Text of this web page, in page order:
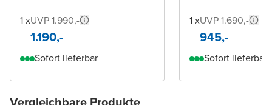
1 xUVP 1.990,-
1.190,-
Sofort lieferbar
1 xUVP 1.690,-
945,-
Sofort lieferbar